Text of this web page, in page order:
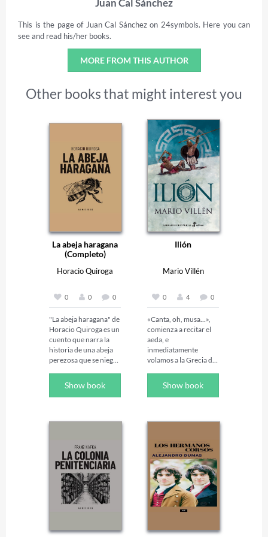
Juan Cal Sánchez
This is the page of Juan Cal Sánchez on 24symbols. Here you can
see and read his/her books.
MORE FROM THIS AUTHOR
Other books that might interest you
La abeja haragana
(Completo)
Horacio Quiroga
0 0 0
"La abeja haragana" de
Horacio Quiroga es un
cuento que narra la
historia de una abeja
perezosa que se niega
colmena. A medida
que las otras abejas
néctar y polen para
prefiere disfrutar de la
ociosidad y el
descanso. Sin
embargo, su actitud
egoísta y su falta de
contribución
abejas, causando
Show book
Ilión
Mario Villén
0 4 0
«Canta, oh, musa…»,
comienza a recitar el
aeda, e
inmediatamente
volamos a la Grecia de
mito y la historia se
difuminan, Homero
llanura.
bella entre todas las
mujeres, ha sido
raptada por Paris,
príncipe troyano.
Menelao, como esposo
y rey, promete
venganza, y pronto los
comandados por su
Show book